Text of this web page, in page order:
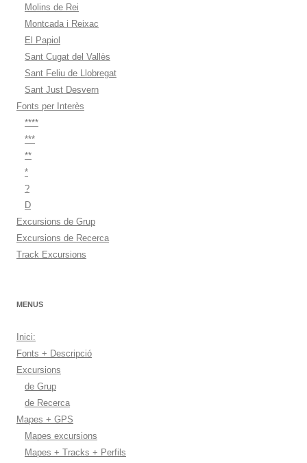
Molins de Rei
Montcada i Reixac
El Papiol
Sant Cugat del Vallès
Sant Feliu de Llobregat
Sant Just Desvern
Fonts per Interès
****
***
**
*
?
D
Excursions de Grup
Excursions de Recerca
Track Excursions
MENUS
Inici:
Fonts + Descripció
Excursions
de Grup
de Recerca
Mapes + GPS
Mapes excursions
Mapes + Tracks + Perfils